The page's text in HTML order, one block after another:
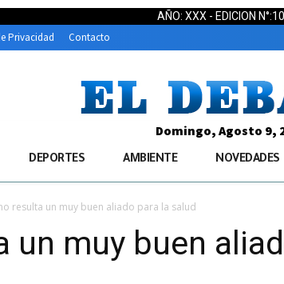
AÑO: XXX - EDICION
Privacidad Contacto
Domingo, Agosto 9,
DEPORTES AMBIENTE NOVEDADES
resulta un muy buen aliado para la salud
un muy buen